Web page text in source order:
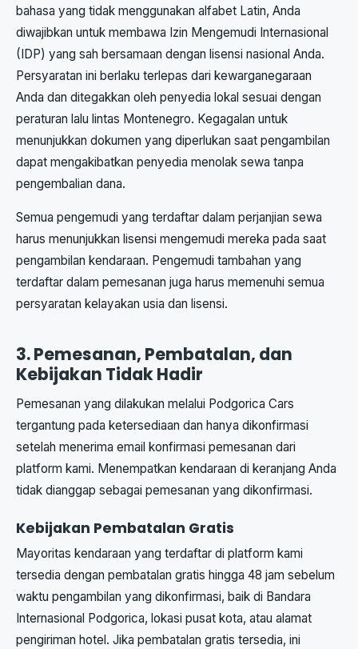
bahasa yang tidak menggunakan alfabet Latin, Anda
diwajibkan untuk membawa Izin Mengemudi Internasional
(IDP) yang sah bersamaan dengan lisensi nasional Anda.
Persyaratan ini berlaku terlepas dari kewarganegaraan
Anda dan ditegakkan oleh penyedia lokal sesuai dengan
peraturan lalu lintas Montenegro. Kegagalan untuk
menunjukkan dokumen yang diperlukan saat pengambilan
dapat mengakibatkan penyedia menolak sewa tanpa
pengembalian dana.
Semua pengemudi yang terdaftar dalam perjanjian sewa
harus menunjukkan lisensi mengemudi mereka pada saat
pengambilan kendaraan. Pengemudi tambahan yang
terdaftar dalam pemesanan juga harus memenuhi semua
persyaratan kelayakan usia dan lisensi.
3. Pemesanan, Pembatalan, dan
Kebijakan Tidak Hadir
Pemesanan yang dilakukan melalui Podgorica Cars
tergantung pada ketersediaan dan hanya dikonfirmasi
setelah menerima email konfirmasi pemesanan dari
platform kami. Menempatkan kendaraan di keranjang Anda
tidak dianggap sebagai pemesanan yang dikonfirmasi.
Kebijakan Pembatalan Gratis
Mayoritas kendaraan yang terdaftar di platform kami
tersedia dengan pembatalan gratis hingga 48 jam sebelum
waktu pengambilan yang dikonfirmasi, baik di Bandara
Internasional Podgorica, lokasi pusat kota, atau alamat
pengiriman hotel. Jika pembatalan gratis tersedia, ini